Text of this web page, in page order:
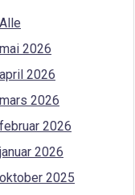
Alle
mai 2026
april 2026
mars 2026
februar 2026
januar 2026
oktober 2025